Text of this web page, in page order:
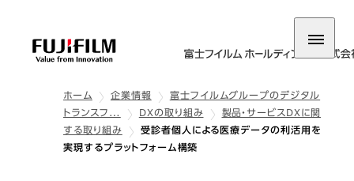
ホーム 企業情報
富士フイルムグループのデジタル
トランスフ…
DXの取り組み
製品・サービスDXに関
する取り組み
受診者個人による医療データの利活用を
実現するプラットフォーム構築